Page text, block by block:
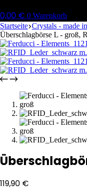
0,00 € 0 Warenkorb
Startseite Crystals - made
Überschlagbörse L - groß,
119,90 €